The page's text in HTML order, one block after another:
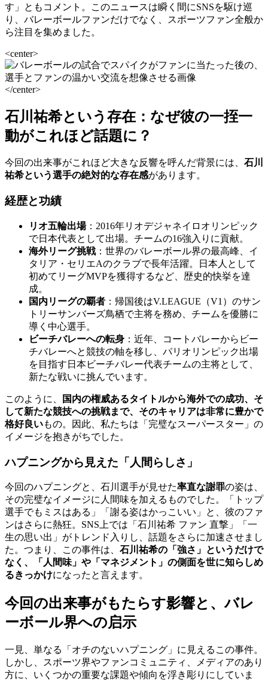
す」ともコメント。このニュースは瞬く間にSNSを駆け巡
り、バレーボールファンだけでなく、スポーツファン全般か
ら注目を集めました。
<center>
</center>
石川祐希という存在：なぜ彼の一挃一
動がこれほど話題に？
今回の出来事がこれほど大きな反響を呼んだ背景には、 石川
祐希という選手の絶対的な存在感があります。
経歴と功績
リオ五輪出場：2016年リオデジャネイロオリンピック
で日本代表として出場。チームの16強入りに貢献。
海外リーグ挑戦：世界のバレーボール界の最高峰、イ
タリア・セリエAのクラブで長年活躍。日本人として
初めてリーグMVPを獲得するなど、歴史的快挙を達
成。
国内リーグの覇者 ：帰国後はV.LEAGUE（V1）のサン
トリーサンバーズ鳥栖で主将を務め、チームを優勝に
導く中心選手。
ビーチバレーへの転身 ：近年、コートバレーからビー
チバレーへと競技の軸を移し、パリオリンピック出場
を目指す日本ビーチバレー代表チームの主将として、
新たな戦いに挑んでいます。
このように、
国内の権威あるタイトルから海外での成功、そ
して新たな競技への挑戦まで、そのキャリアは非常に豊かで
格好良いもの。因此、私たちは「完璧なスーパースター」の
イメージを抱きがちでした。
ハプニングから見えた「人間らしさ」
今回のハプニングと、石川選手が見せた率直な謝罪の姿は、
その完璧なイメージに人間味を加えるものでした。「トップ
選手でもミスはある」「謝る姿はかっこいい」と、彼のファ
ンはさらに熱狂。SNS上では「石川祐希 ファン 直撃」「一
生の思い出」がトレンド入りし、話題をさらに加速させまし
た。つまり、この事件は、 石川祐希の「強さ」というだけで
なく、「人間味」や「マネジメント」の側面を世に知らしめ
るきっかけになったと言えます。
今回の出来事がもたらす影響と、バレ
ーボール界への启示
一見、単なる「オチのないハプニング」に見えるこの事件。
しかし、スポーツ界やファンコミュニティ、メディアのあり
方に、いくつかの重要な課題や傾向を浮き彫りにしていま